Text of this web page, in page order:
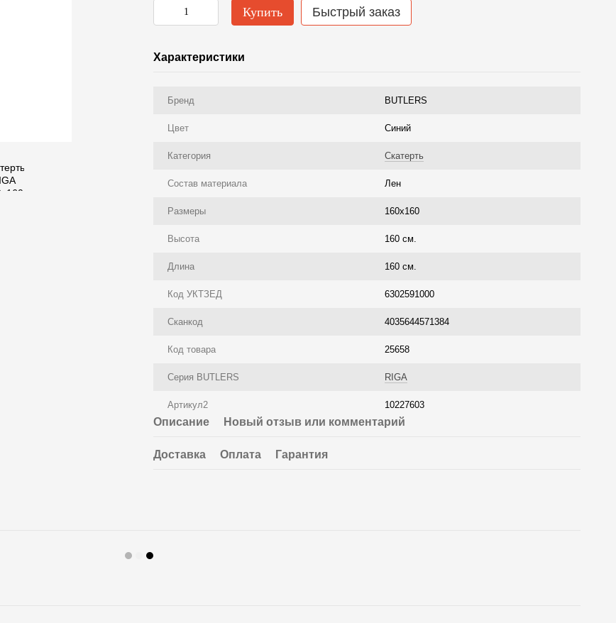
Купить Быстрый заказ
Характеристики
Бренд BUTLERS
Цвет Синий
Категория Скатерть
Состав материала Лен
Размеры 160x160
Высота 160 см.
Длина 160 см.
Код УКТЗЕД 6302591000
Сканкод 4035644571384
Код товара 25658
Серия BUTLERS RIGA
Артикул2 10227603
Описание Новый отзыв или комментарий
Доставка Оплата Гарантия